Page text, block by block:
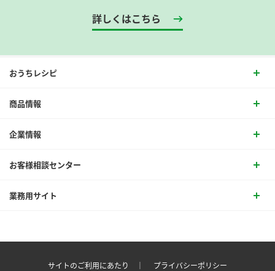
詳しくはこちら
おうちレシピ
商品情報
企業情報
お客様相談センター
業務用サイト
サイトのご利用にあたり ｜ プライバシーポリシー